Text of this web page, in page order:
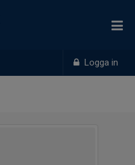
Logga in